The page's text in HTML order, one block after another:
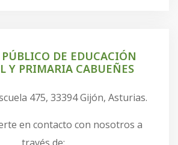
DE EDUCACIÓN
Y PRIMARIA CABUEÑES
475, 33394 Gijón, Asturias.
en contacto con nosotros a
través de: